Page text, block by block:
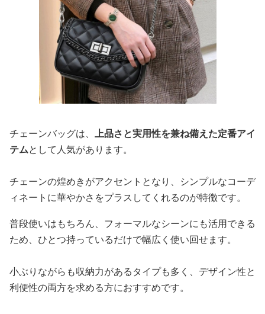
チェーンバッグは、 上品さと実用性を兼ね備えた定番アイ
テムとして人気があります。
チェーンの煌めきがアクセントとなり、シンプルなコーデ
ィネートに華やかさをプラスしてくれるのが特徴です。
普段使いはもちろん、フォーマルなシーンにも活用できる
ため、ひとつ持っているだけで幅広く使い回せます。
小ぶりながらも収納力があるタイプも多く、デザイン性と
利便性の両方を求める方におすすめです。